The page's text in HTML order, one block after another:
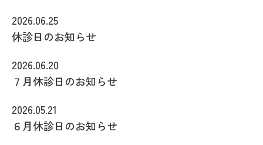
2026.06.25
休診日のお知らせ
2026.06.20
７月休診日のお知らせ
2026.05.21
６月休診日のお知らせ